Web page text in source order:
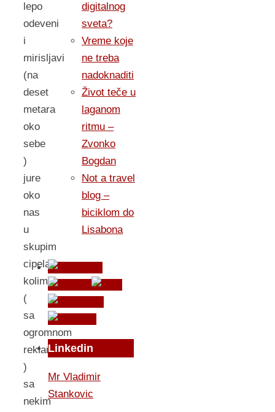
lepo
odeveni
i
mirisljavi
(na
deset
metara
oko
sebe
)
jure
oko
nas
u
skupim
cipelama,
kolima
(
sa
ogromnom
reklamom
)
sa
nekim
digitalnog
sveta?
Vreme koje
ne treba
nadoknaditi
Život teče u
laganom
ritmu –
Zvonko
Bogdan
Not a travel
blog –
biciklom do
Lisabona
Linkedin
Mr Vladimir
Stankovic